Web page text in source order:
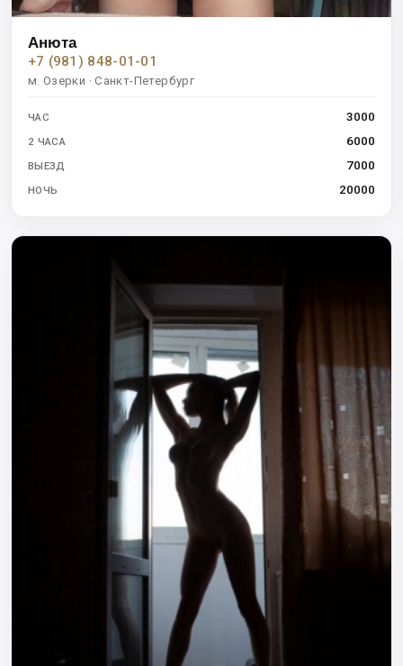
Анюта
+7 (981) 848-01-01
м. Озерки · Санкт-Петербург
ЧАС 3000
2 ЧАСА 6000
ВЫЕЗД 7000
НОЧЬ 20000